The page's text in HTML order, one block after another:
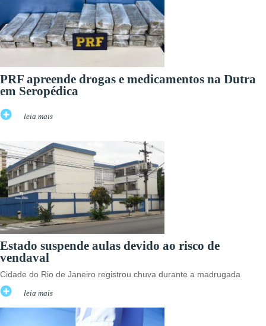
PRF apreende drogas e medicamentos na Dutra
em Seropédica
leia mais
Estado suspende aulas devido ao risco de
vendaval
Cidade do Rio de Janeiro registrou chuva durante a madrugada
leia mais